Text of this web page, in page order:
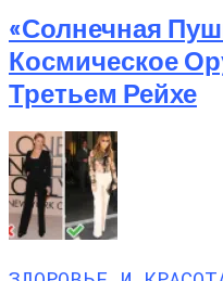
«Солнечная
Космическое
Третьем Рейхе